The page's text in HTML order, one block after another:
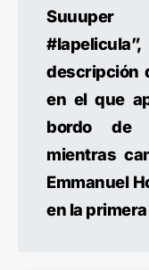
Suuuper
descripción
en el que
bordo de
mientras
Emmanuel
en la